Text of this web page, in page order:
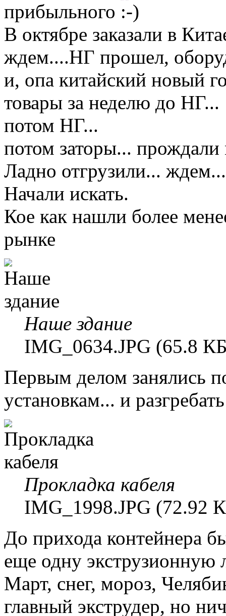
прибыльного
В октябре заказали в
ждем....НГ прошел,
и, опа китайский новый
товары за неделю до НГ...
потом НГ...
потом заторы...
Ладно отгрузили...
Начали искать.
Кое как нашли более
рынке
Наше здание
IMG_0634.JPG (65.8
Первым делом занялись
установкам... и
Прокладка кабеля
IMG_1998.JPG (72.92
До прихода контейнера
еще одну экструзионную
Март, снег, мороз,
главный экструдер, но